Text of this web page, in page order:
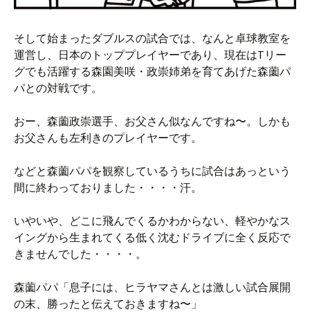
そして始まったダブルスの試合では、なんと卓球教室を
運営し、日本のトッププレイヤーであり、現在はTリー
グでも活躍する森園美咲・政崇姉弟を育てあげた森薗パ
パとの対戦です。
おー、森薗政崇選手、お父さん似なんですね〜。しかも
お父さんも左利きのプレイヤーです。
などと森薗パパを観察しているうちに試合はあっという
間に終わっておりました・・・・汗。
いやいや、どこに飛んでくるかわからない、軽やかなス
イングから生まれてくる低く沈むドライブに全く反応で
きませんでした・・・・。
森薗パパ「息子には、ヒラヤマさんとは激しい試合展開
の末、勝ったと伝えておきますね〜」